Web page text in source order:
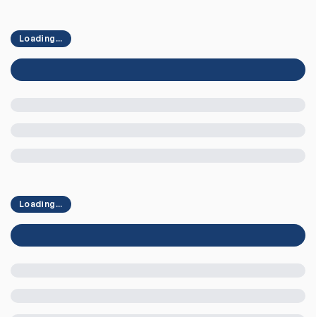
Loading...
Loading...